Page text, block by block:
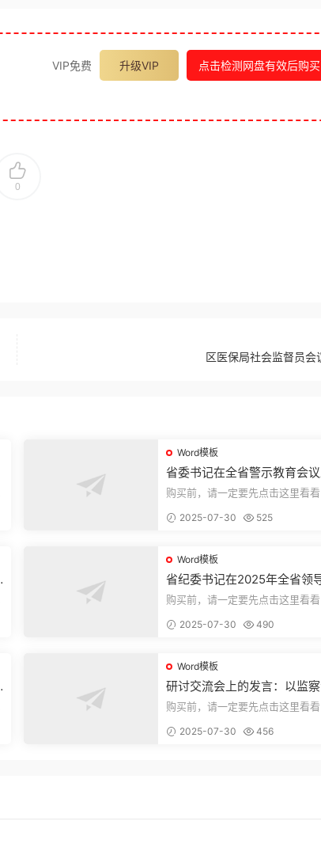
VIP免费 升级VIP 点击检测网盘有效后购买
0
区医保局社会监督员会
Word模板
省委书记在全省警示教育会
的讲话.1
购买前，请一定要先点击这里看
束，本文...
2025-07-30 525
Word模板
省纪委书记在2025年全省领
部警示教育会上的讲话.1
购买前，请一定要先点击这里看
束，本文...
2025-07-30 490
Word模板
研讨交流会上的发言：以监
实施条例为纲推动巡察工作
购买前，请一定要先点击这里看
束，本文...
2025-07-30 456